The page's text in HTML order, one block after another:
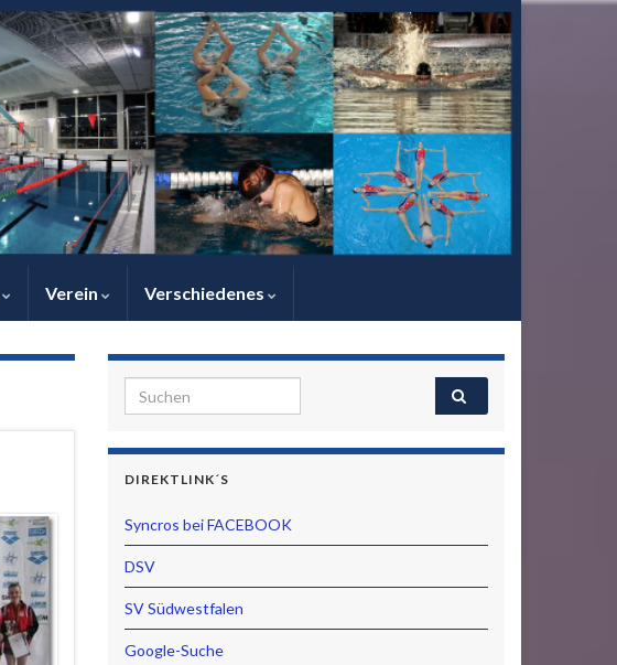
Verein Verschiedenes
Search for:
DIREKTLINK´S
Syncros bei FACEBOOK
DSV
SV Südwestfalen
Google-Suche